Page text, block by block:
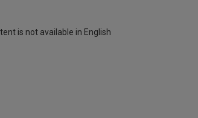
is not available in English